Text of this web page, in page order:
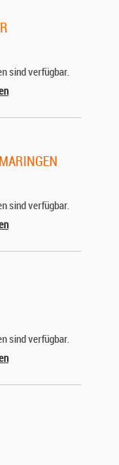
sind verfügbar.
sind verfügbar.
sind verfügbar.